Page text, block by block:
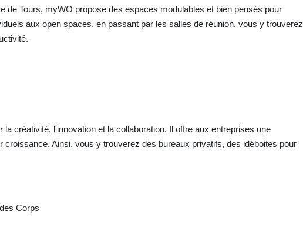
de Tours, myWO propose des espaces modulables et bien pensés pour
aux open spaces, en passant par les salles de réunion, vous y trouverez
créativité, l'innovation et la collaboration. Il offre aux entreprises une
Ainsi, vous y trouverez des bureaux privatifs, des idéboites pour
Corps